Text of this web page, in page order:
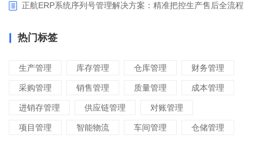
正航ERP系统序列号管理解决方案：精准把控生产售后全流程
热门标签
生产管理 库存管理 仓库管理 财务管理
采购管理 销售管理 质量管理 成本管理
进销存管理 供应链管理 对账管理
项目管理 智能物流 车间管理 仓储管理